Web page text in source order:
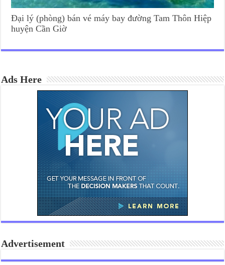
Đại lý (phòng) bán vé máy bay đường Tam Thôn Hiệp
huyện Cần Giờ
Ads Here
Advertisement